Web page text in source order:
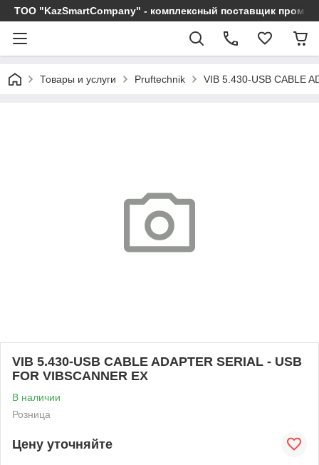
ТОО "KazSmartCompany" - комплексный поставщик
Товары и услуги Pruftechnik VIB 5.430-USB CABLE
VIB 5.430-USB CABLE ADAPTER SERIAL - USB
FOR VIBSCANNER EX
В наличии
Розница
Цену уточняйте